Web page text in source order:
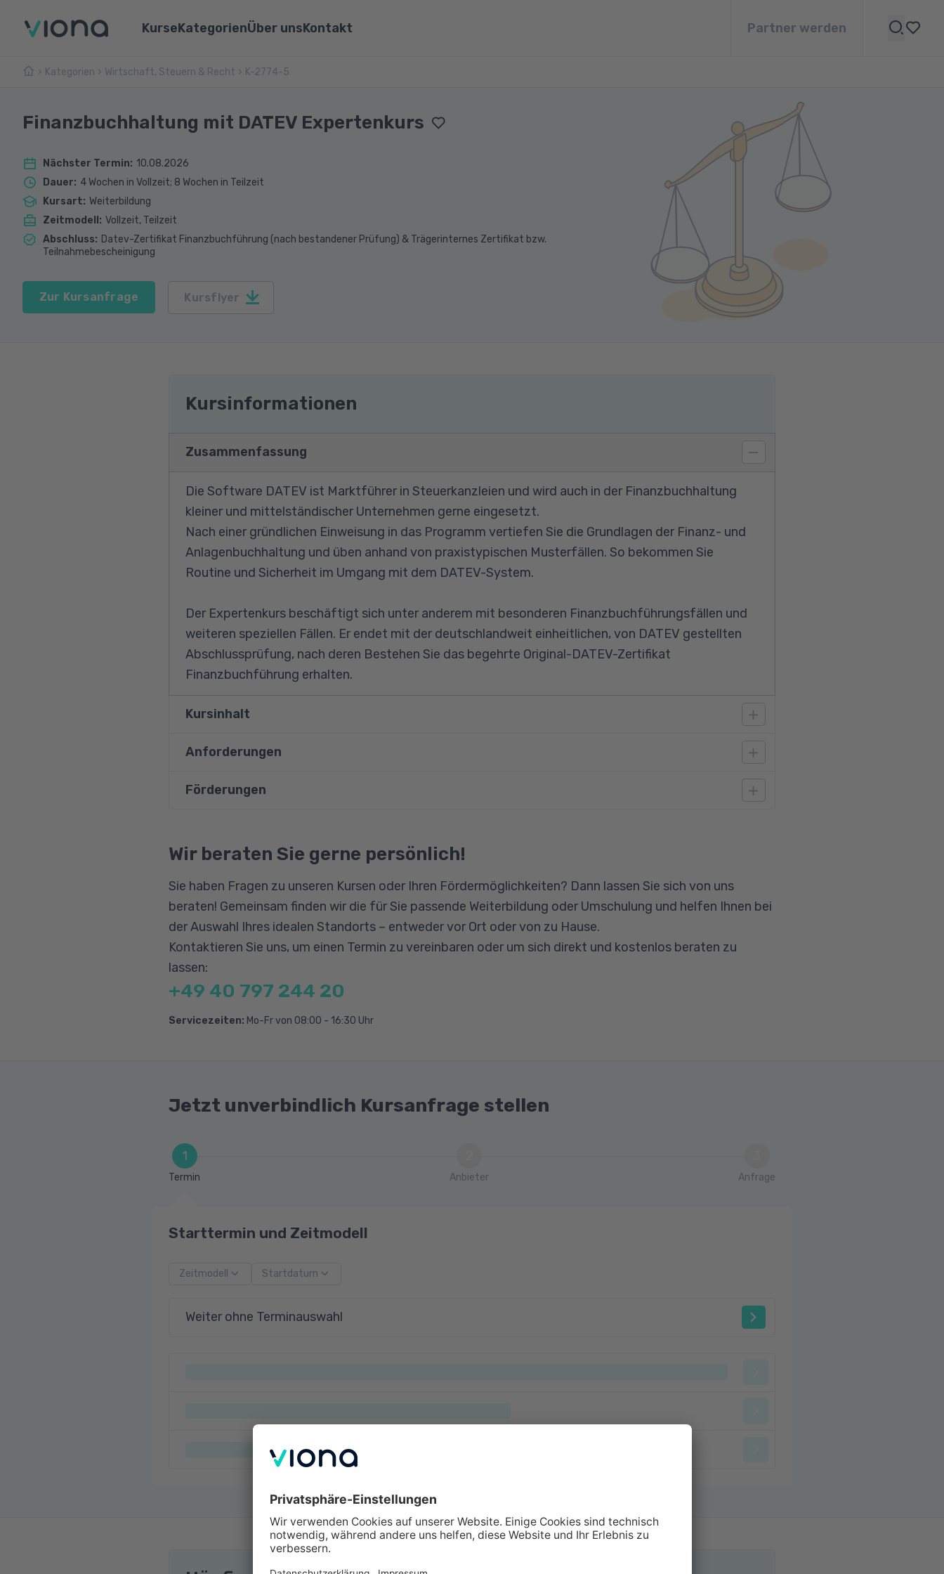
Kurse
Umschulungen
Alle Kurse
Kategorien
Pflege & Medizin
Über uns
Über Viona
Lernen mit Viona
Kontakt Partner werden
Kategorien Wirtschaft, Steuern & Recht K-2774-5
Finanzbuchhaltung mit DATEV Expertenkurs
Nächster Termin: 10.08.2026
Dauer: 4 Wochen in Vollzeit; 8 Wochen in Teilzeit
Kursart: Weiterbildung
Zeitmodell : Vollzeit, Teilzeit
Abschluss: Datev-Zertifikat Finanzbuchführung (nach bestandener Prüfung) & Trägerinternes Zertifikat bzw.
Teilnahmebescheinigung
Zur Kursanfrage Kursflyer
Kursinformationen
Zusammenfassung
Die Software DATEV ist Marktführer in Steuerkanzleien und wird auch in der Finanzbuchhaltung
kleiner und mittelständischer Unternehmen gerne eingesetzt.
Nach einer gründlichen Einweisung in das Programm vertiefen Sie die Grundlagen der Finanz- und
Anlagenbuchhaltung und üben anhand von praxistypischen Musterfällen. So bekommen Sie
Routine und Sicherheit im Umgang mit dem DATEV-System.
Der Expertenkurs beschäftigt sich unter anderem mit besonderen Finanzbuchführungsfällen und
weiteren speziellen Fällen. Er endet mit der deutschlandweit einheitlichen, von DATEV gestellten
Abschlussprüfung, nach deren Bestehen Sie das begehrte Original-DATEV-Zertifikat
Finanzbuchführung erhalten.
Kursinhalt
Privatentnahme und -einlage
Jahresabschlussarbeiten
Entlohnungsformen / Nettolohnoptimierung
Sachbezüge
Drittland-Buchungen / innergemeinschaftliche Lieferung
Gutschriften
Anlagenbuchhaltung
Aufteilungsbuchungen
Vorbereitung auf die externe Prüfung
Anforderungen
Vorausgesetzt werden erweiterte kaufmännisches Grundlagen bzw. Fachkenntnisse im Bereich
Finanzbuchhaltungskenntnisse beherrscht werden.
Förderungen
Qualifizierungschancengesetz
Wir beraten Sie gerne persönlich!
Sie haben Fragen zu unseren Kursen oder Ihren Fördermöglichkeiten? Dann lassen Sie sich von uns
beraten! Gemeinsam finden wir die für Sie passende Weiterbildung oder Umschulung und helfen Ihnen bei
der Auswahl Ihres idealen Standorts – entweder vor Ort oder von zu Hause.
Kontaktieren Sie uns, um einen Termin zu vereinbaren oder um sich direkt und kostenlos beraten zu
lassen:
+49 40 797 244 20
Servicezeiten: Mo-Fr von 08:00 - 16:30 Uhr
Jetzt unverbindlich Kursanfrage stellen
1
Termin Anbieter Anfrage
Starttermin und Zeitmodell
Zeitmodell Startdatum
Weiter ohne Terminauswahl